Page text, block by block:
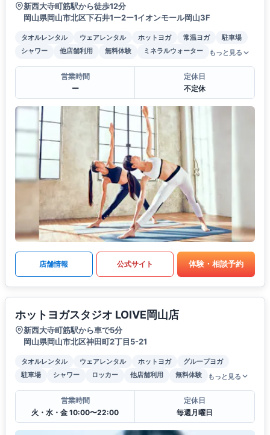
新西大寺町筋駅から徒歩12分
岡山県岡山市北区下石井1ー2ー1イオンモール岡山3F
タオルレンタル ウェアレンタル ホットヨガ 常温ヨガ
駐車場
シャワー
他店舗利用 無料体験 ミネラルウォーター もっと見る
営業時間
ー
定休日
不定休
店舗情報 公式サイト 体験・相談予約
ホットヨガスタジオ LOIVE岡山店
新西大寺町筋駅から車で5分
岡山県岡山市北区神田町2丁目5-21
タオルレンタル ウェアレンタル ホットヨガ
グループヨガ
駐車場
シャワー ロッカー 他店舗利用 無料体験 もっと見る
営業時間
火・水・金 10:00〜22:00
定休日
毎週月曜日